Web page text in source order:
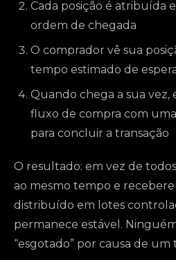
Cada posição é atribuída
ordem de chegada
O comprador vê sua
tempo estimado de
Quando chega a sua vez,
fluxo de compra com
para concluir a transação
O resultado: em vez de
ao mesmo tempo e
distribuído em lotes
permanece estável.
“esgotado” por causa de um